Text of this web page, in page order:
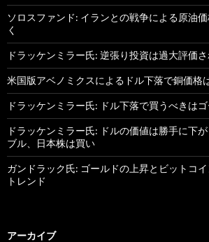
ソロスファンド: イランとの戦争による原油
く
ドラッケンミラー氏: 逆張り投資は過大評価
米国版アベノミクスによるドル下落で銅価格
ドラッケンミラー氏: ドル下落で買うべきは
ドラッケンミラー氏: ドルの価値は勝手に下
ブル、日本株は買い
ガンドラック氏: ゴールドの上昇とビットコ
トレンド
アーカイブ